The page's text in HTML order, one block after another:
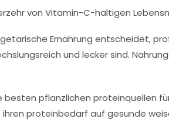
von Vitamin-C-haltigen
Ernährung entscheidet,
und lecker sind.